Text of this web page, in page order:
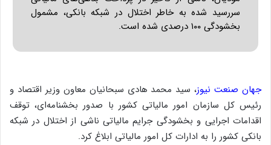
سررسید شده به خاطر اختلال در شبکه بانکی، مشمول
بخشودگی ۱۰۰ درصدی شده است.
جهان صنعت نیوز، سید محمد هادی سبحانیان معاون وزیر اقتصاد و
رئیس کل سازمان امور مالیاتی کشور با صدور بخشنامه‌ای، توقف
اقدامات اجرایی و بخشودگی جرایم مالیاتی ناشی از اختلال در شبکه
بانکی کشور را به ادارات کل امور مالیاتی ابلاغ کرد.